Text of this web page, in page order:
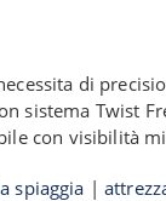
di
sistema Twist
con visibilità
spiaggia |